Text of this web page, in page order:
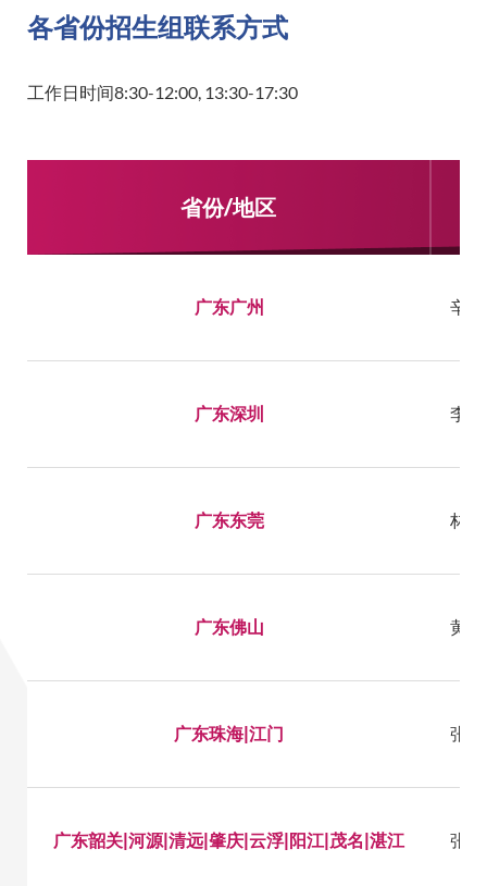
各省份招生组联系方式
工作日时间8:30-12:00, 13:30-17:30
省份/地区
广东广州 辛
广东深圳 李
广东东莞 林
广东佛山 黄
广东珠海|江门 张
广东韶关|河源|清远|肇庆|云浮|阳江|茂名|湛江 张